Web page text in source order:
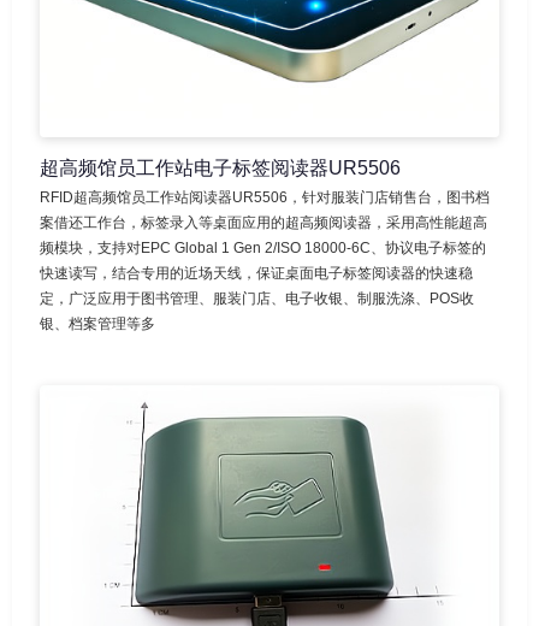
超高频馆员工作站电子标签阅读器UR5506
RFID超高频馆员工作站阅读器UR5506，针对服装门店销售台，图书档
案借还工作台，标签录入等桌面应用的超高频阅读器，采用高性能超高
频模块，支持对EPC Global 1 Gen 2/ISO 18000-6C、协议电子标签的
快速读写，结合专用的近场天线，保证桌面电子标签阅读器的快速稳
定，广泛应用于图书管理、服装门店、电子收银、制服洗涤、POS收
银、档案管理等多